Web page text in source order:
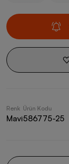
Renk
Mavi
Ürün Kodu
586775-25